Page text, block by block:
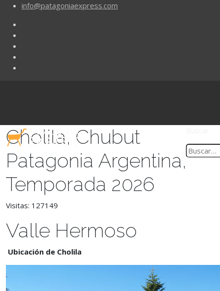
info@patagoniaexpress.com
Cholila, Chubut
Patagonia Argentina,
Temporada 2026
Visitas: 127149
Valle Hermoso
Ubicación de Cholila